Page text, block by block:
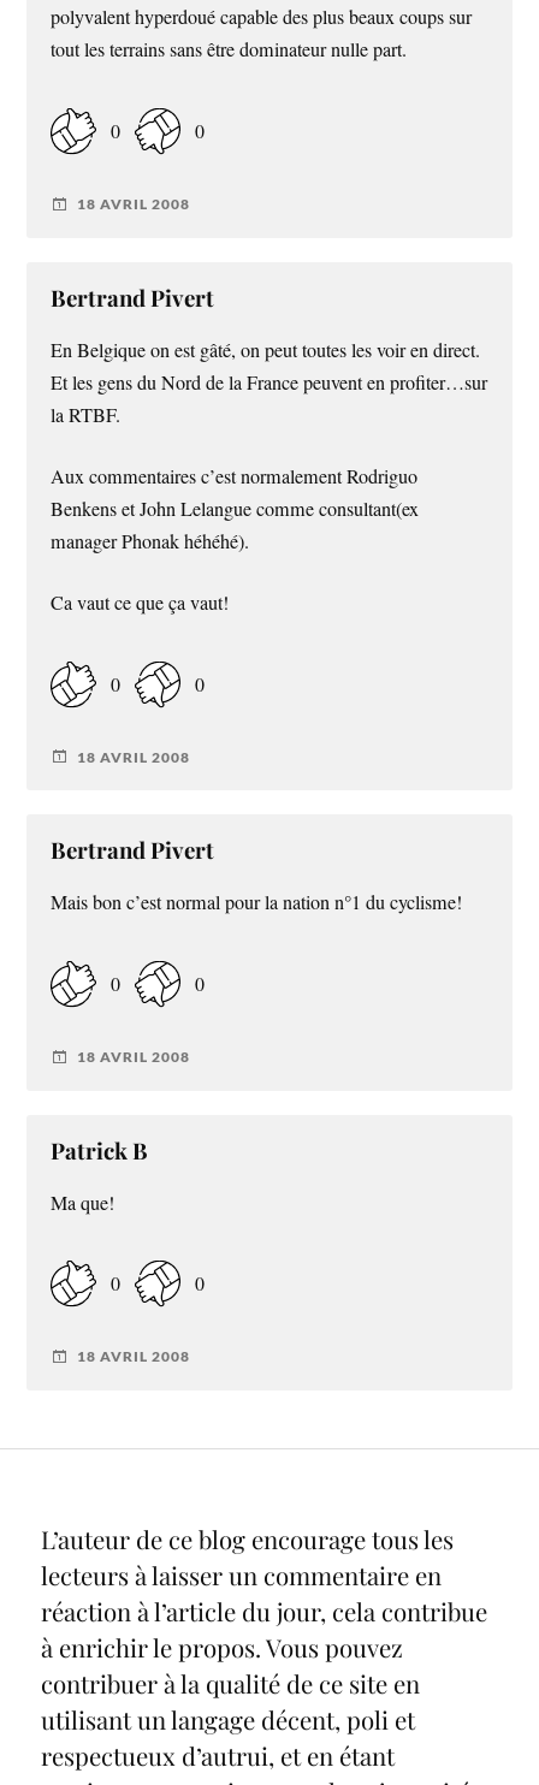
polyvalent hyperdoué capable des plus beaux coups sur
tout les terrains sans être dominateur nulle part.
0 0
18 AVRIL 2008
Bertrand Pivert
En Belgique on est gâté, on peut toutes les voir en direct.
Et les gens du Nord de la France peuvent en profiter…sur
la RTBF.
Aux commentaires c’est normalement Rodriguo
Benkens et John Lelangue comme consultant(ex
manager Phonak héhéhé).
Ca vaut ce que ça vaut!
0 0
18 AVRIL 2008
Bertrand Pivert
Mais bon c’est normal pour la nation n°1 du cyclisme!
0 0
18 AVRIL 2008
Patrick B
Ma que!
0 0
18 AVRIL 2008
L’auteur de ce blog encourage tous les
lecteurs à laisser un commentaire en
réaction à l’article du jour, cela contribue
à enrichir le propos. Vous pouvez
contribuer à la qualité de ce site en
utilisant un langage décent, poli et
respectueux d’autrui, et en étant